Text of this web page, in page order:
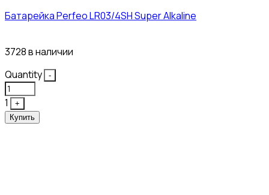
Батарейка Perfeo LR03/4SH Super Alkaline
3728 в наличии
Quantity
-
1
+
Купить